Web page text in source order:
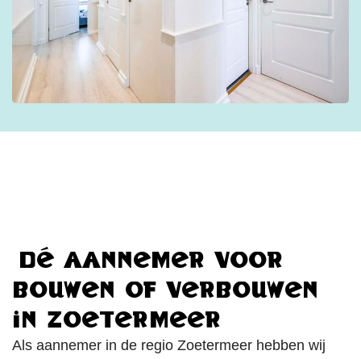
Dé aannemer voor
bouwen of verbouwen
in Zoetermeer
Als aannemer in de regio Zoetermeer hebben wij